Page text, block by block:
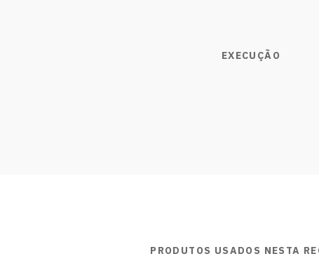
EXECUÇÃO
PRODUTOS USADOS NESTA